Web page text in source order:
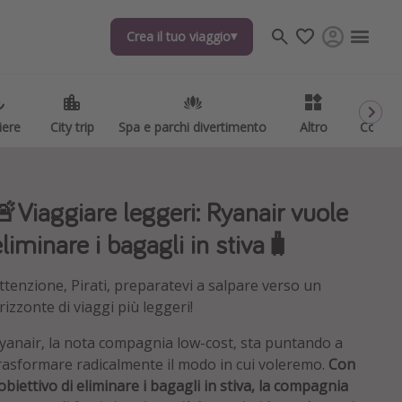
Crea il tuo viaggio
City trip Spa e parchi divertimento Altro Codici
Crea il tuo viaggio
City trip Spa e parchi divertimento Altro Codici
leggeri: Ryanair vuole
i bagagli in stiva🧳
Pirati, preparatevi a salpare verso un
di viaggi più leggeri!
la nota compagnia low-cost, sta puntando a
radicalmente il modo in cui voleremo. Con
di eliminare i bagagli in stiva, la compagnia